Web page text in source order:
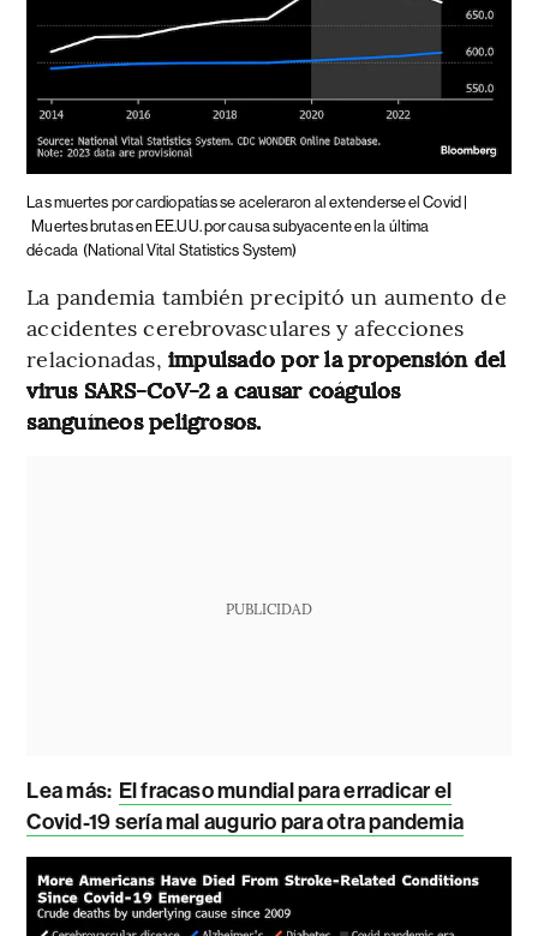
Las muertes por cardiopatías se aceleraron al extenderse el Covid |
Muertes brutas en EE.UU. por causa subyacente en la última
década (National Vital Statistics System)
La pandemia también precipitó un aumento de
accidentes cerebrovasculares y afecciones
relacionadas, impulsado por la propensión del
virus SARS-CoV-2 a causar coágulos
sanguíneos peligrosos.
PUBLICIDAD
Lea más: El fracaso mundial para erradicar el
Covid-19 sería mal augurio para otra pandemia